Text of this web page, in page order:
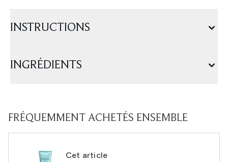
INSTRUCTIONS
INGRÉDIENTS
FRÉQUEMMENT ACHETÉS ENSEMBLE
Cet article